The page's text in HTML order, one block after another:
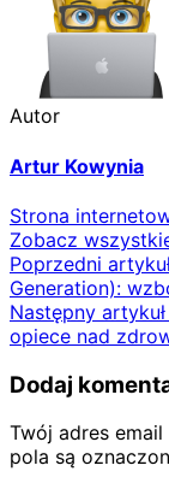
Autor
Artur Kowynia
Strona
Zobacz
Nawigacja
wpisu
Poprzedni
Generation):
Następny artykuł
opiece nad
Dodaj
Twój adres
pola są